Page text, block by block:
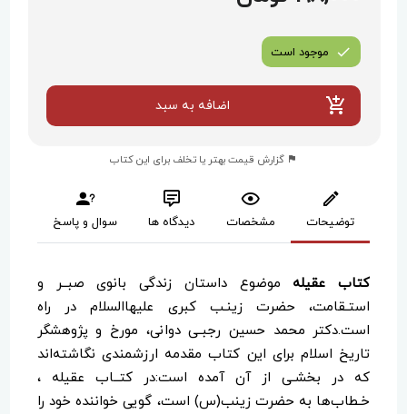
موجود است
اضافه به سبد
گزارش قیمت بهتر یا تخلف برای این کتاب
توضیحات مشخصات دیدگاه ها سوال و پاسخ
کتاب عقیله موضوع داستان زندگی بانوی صبــر و
استـقامت، حضرت زینـب کبری علیهاالسلام در راه
است.دکتر محمد حسین رجبـی دوانی، مورخ و پژوهشگر
تاریخ اسلام برای این کتاب مقدمه ارزشمندی نگاشته‌اند
که در بخشـی از آن آمده است:در کتــاب عقیله ،
خـطاب‌ها به حضرت زینب(س) است، گویی خواننده خود را